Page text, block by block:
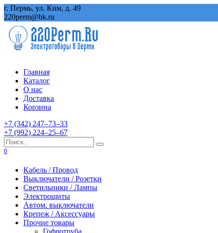
Перейти
к
содержанию
г. Пермь, ул. Ким, д. 49
220perm@bk.ru
Главная
Каталог
О нас
Доставка
Корзина
+7 (342) 247‒73‒33
+7 (992) 224‒25‒67
Search
for:
0
Кабель / Провод
Выключатели / Розетки
Светильники / Лампы
Электрощиты
Автом. выключатели
Крепеж / Аксессуары
Прочие товары